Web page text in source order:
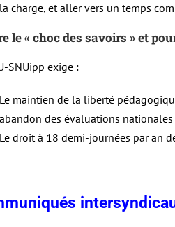
la charge, et aller vers un temps
le « choc des savoirs » et
SNUipp exige :
Le maintien de la liberté
abandon des évaluations nationales
Le droit à 18 demi-journées par an